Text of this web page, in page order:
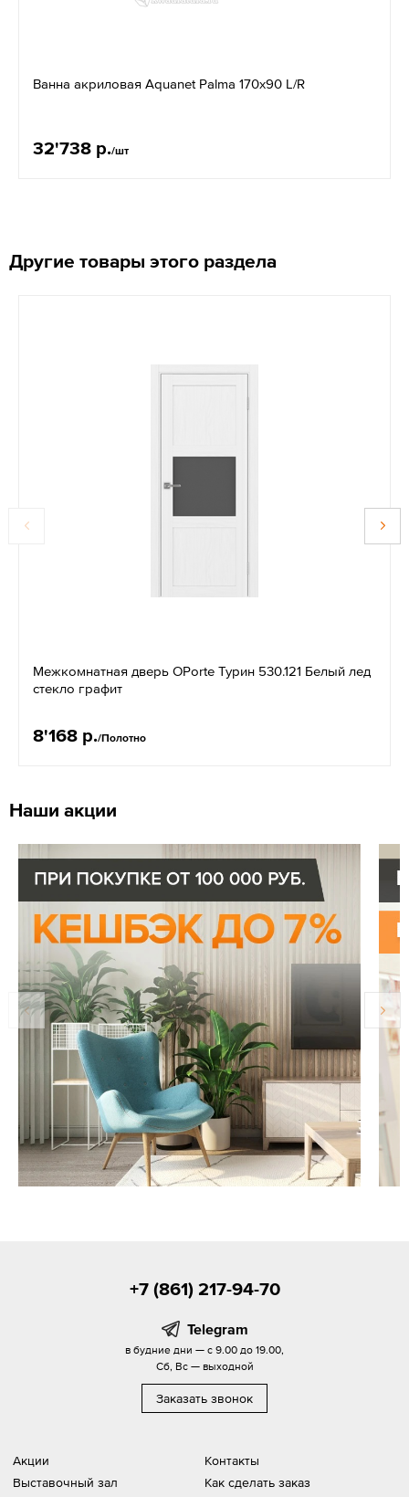
Ванна акриловая Aquanet Palma 170x90 L/R
32'738 р./шт
Другие товары этого раздела
Межкомнатная дверь OPorte Турин 530.121 Белый лед
стекло графит
8'168 р./Полотно
Наши акции
Акции
Выставочный зал
Контакты
Как сделать заказ
+7 (861) 217-94-70
Telegram
в будние дни — с 9.00 до 19.00,
Сб, Вс — выходной
Заказать звонок